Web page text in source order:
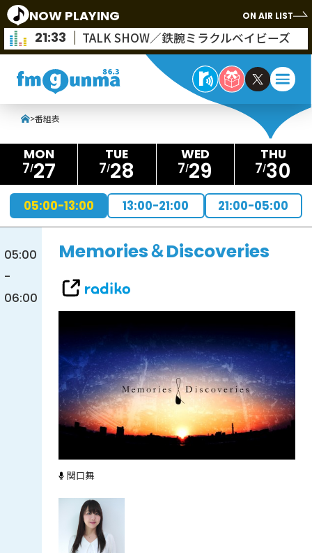
NOW PLAYING ON AIR LIST
21:33 TALK SHOW／鉄腕ミラクルベイビーズ
>番組表
7 27 7 28 7 29 7 30
05:00-13:00 13:00-21:00 21:00-05:00
05:00
-
06:00
Memories＆Discoveries
関口舞